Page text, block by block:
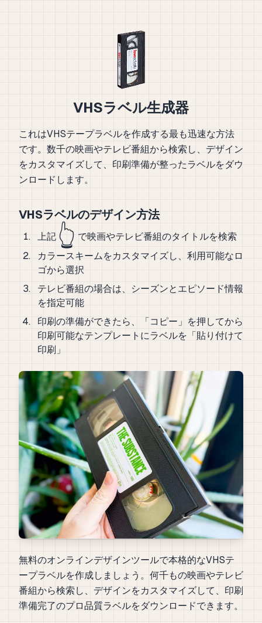
VHSラベル生成器
これはVHSテープラベルを作成する最も迅速な方法
です。数千の映画やテレビ番組から検索し、デザイン
をカスタマイズして、印刷準備が整ったラベルをダウ
ンロードします。
VHSラベルのデザイン方法
上記 👆 で映画やテレビ番組のタイトルを検索
カラースキームをカスタマイズし、利用可能なロ
ゴから選択
テレビ番組の場合は、シーズンとエピソード情報
を指定可能
印刷の準備ができたら、「コピー」を押してから
印刷可能なテンプレートにラベルを「貼り付けて
印刷」
無料のオンラインデザインツールで本格的なVHSテ
ープラベルを作成しましょう。何千もの映画やテレビ
番組から検索し、デザインをカスタマイズして、印刷
準備完了のプロ品質ラベルをダウンロードできます。